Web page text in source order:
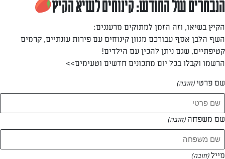
טל לין
—
המתכונים של
0 מתכונים
הנבחרים של החודש: קינוחים לשיא הקיץ
הקיץ בשיאו, וזה הזמן למתוקים מרעננים:
השף הלבן אסף עבורכם מגוון קינוחים עם פירות עונתיים, קרמים
קטיפתיים, שגם ניתן להכין עם הילדים!
הרשמו וקבלו בכל יום מתכונים חדשים וטעימים>>
שם פרטי(חובה)
שם משפחה (חובה)
מייל(חובה)